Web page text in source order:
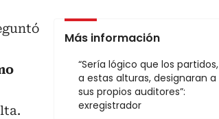
Más información
“Sería lógico que los partidos,
a estas alturas, designaran a
sus propios auditores”:
exregistrador